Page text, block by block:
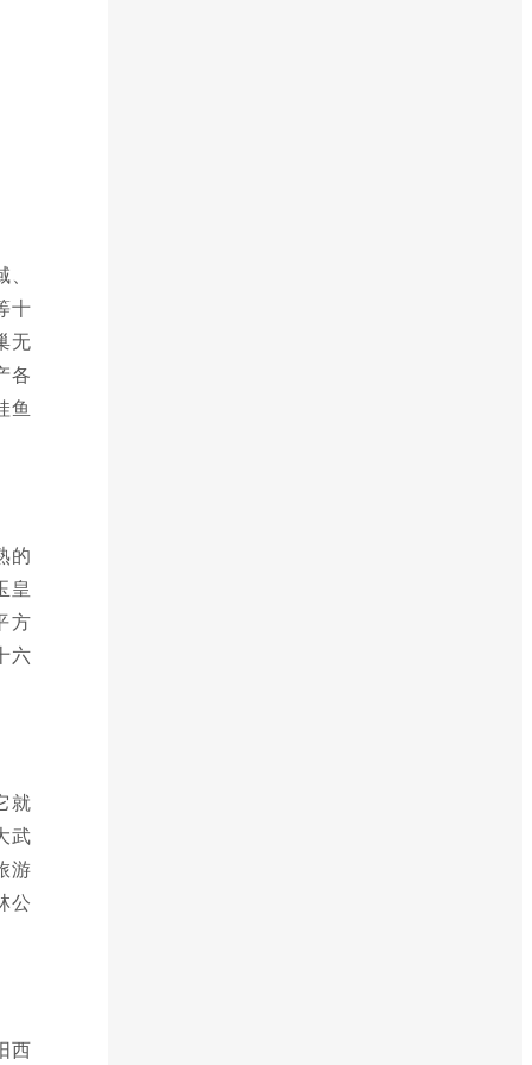
十
无
各
鱼
的
皇
方
六
就
武
游
公
西